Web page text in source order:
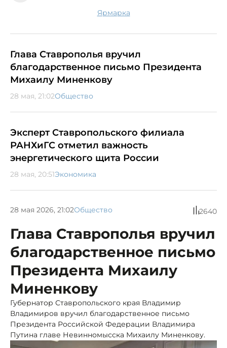
ярмарка
Глава Ставрополья вручил
благодарственное письмо Президента
Михаилу Миненкову
28 мая, 21:02Общество
Эксперт Ставропольского филиала
РАНХиГС отметил важность
энергетического щита России
28 мая, 20:51Экономика
28 мая 2026, 21:02Общество 2640
Глава Ставрополья вручил
благодарственное письмо
Президента Михаилу
Миненкову
Губернатор Ставропольского края Владимир
Владимиров вручил благодарственное письмо
Президента Российской Федерации Владимира
Путина главе Невинномысска Михаилу Миненкову.